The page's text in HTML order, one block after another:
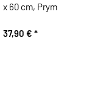
x 60 cm, Prym
37,90 € *